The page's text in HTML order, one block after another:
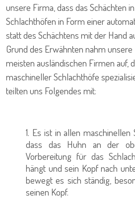
unsere Firma, dass das Schächten
Schlachthöfen in Form einer
statt des Schächtens mit der Hand
Grund des Erwähnten nahm
meisten ausländischen Firmen auf,
maschineller Schlachthöfe
teilten uns Folgendes mit:
1. Es ist in allen maschinellen
dass das Huhn an der
Vorbereitung für das
hängt und sein Kopf nach
bewegt es sich ständig,
seinen Kopf.